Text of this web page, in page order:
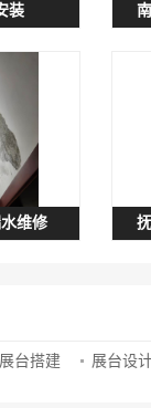
装
维修
展台搭建 展台设